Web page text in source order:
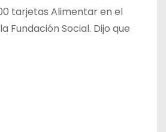
tarjetas Alimentar en el
Fundación Social. Dijo que